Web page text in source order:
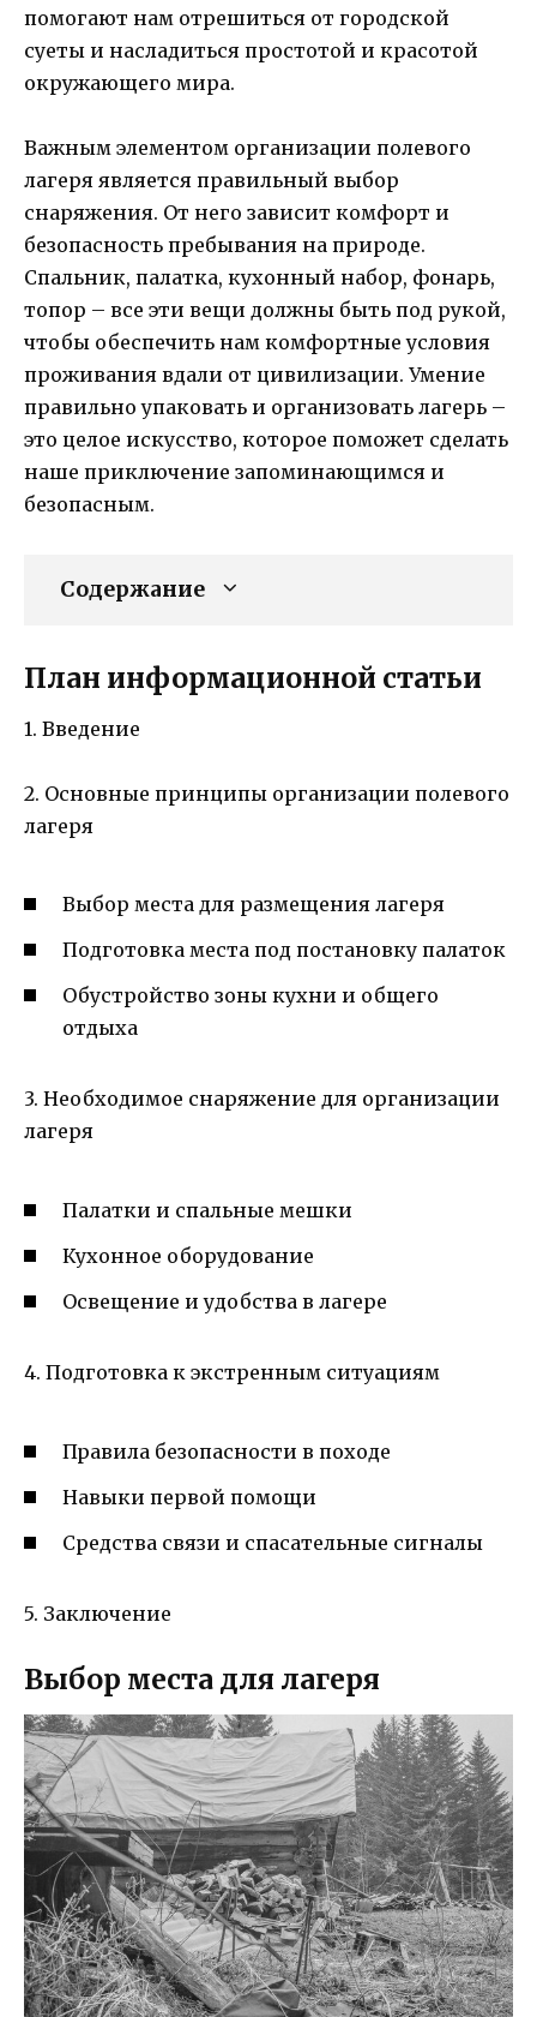
помогают нам отрешиться от городской
суеты и насладиться простотой и красотой
окружающего мира.
Важным элементом организации полевого
лагеря является правильный выбор
снаряжения. От него зависит комфорт и
безопасность пребывания на природе.
Спальник, палатка, кухонный набор, фонарь,
топор – все эти вещи должны быть под рукой,
чтобы обеспечить нам комфортные условия
проживания вдали от цивилизации. Умение
правильно упаковать и организовать лагерь –
это целое искусство, которое поможет сделать
наше приключение запоминающимся и
безопасным.
Содержание
План информационной статьи
1. Введение
2. Основные принципы организации полевого
лагеря
Выбор места для размещения лагеря
Подготовка места под постановку палаток
Обустройство зоны кухни и общего
отдыха
3. Необходимое снаряжение для организации
лагеря
Палатки и спальные мешки
Кухонное оборудование
Освещение и удобства в лагере
4. Подготовка к экстренным ситуациям
Правила безопасности в походе
Навыки первой помощи
Средства связи и спасательные сигналы
5. Заключение
Выбор места для лагеря